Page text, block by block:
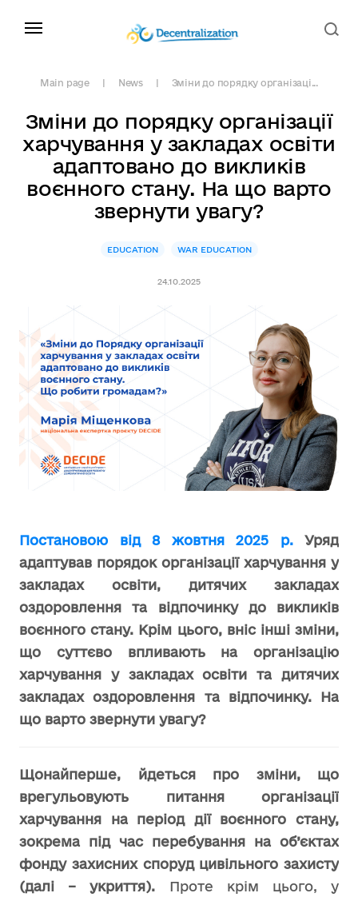
Main page News Зміни до порядку організаці...
Зміни до порядку організації
харчування у закладах освіти
адаптовано до викликів
воєнного стану. На що варто
звернути увагу?
EDUCATION WAR EDUCATION
24.10.2025
Постановою від 8 жовтня 2025 р.Уряд
адаптував порядок організації харчування у
закладах освіти, дитячих закладах
оздоровлення та відпочинку до викликів
воєнного стану. Крім цього, вніс інші зміни,
що суттєво впливають на організацію
харчування у закладах освіти та дитячих
закладах оздоровлення та відпочинку. На
що варто звернути увагу?
Щонайперше, йдеться про зміни, що
врегульовують питання організації
харчування на період дії воєнного стану,
зокрема під час перебування на об’єктах
фонду захисних споруд цивільного захисту
(далі – укриття). Проте крім цього, у